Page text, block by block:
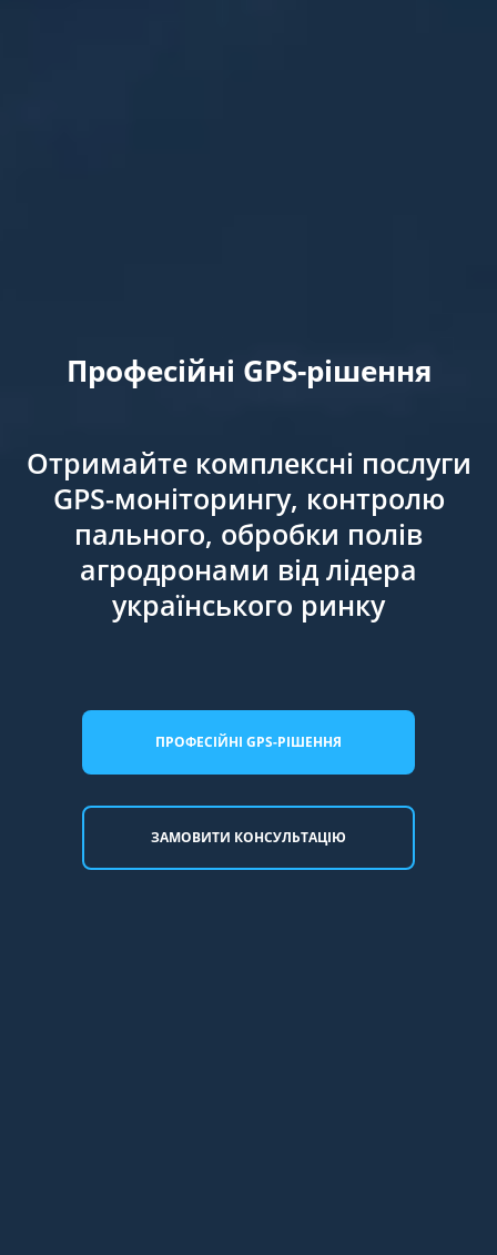
Професійні GPS-рішення
Отримайте комплексні послуги
GPS-моніторингу, контролю
пального, обробки полів
агродронами від лідера
українського ринку
ПРОФЕСІЙНІ GPS-РІШЕННЯ
ЗАМОВИТИ КОНСУЛЬТАЦІЮ